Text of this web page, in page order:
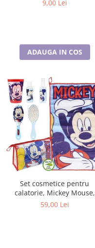
9,00 Lei
ADAUGA IN COS
Set cosmetice pentru
calatorie, Mickey Mouse,
Disney
59,00 Lei